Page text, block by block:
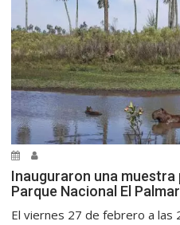
Inauguraron una muestra
Parque Nacional El Palmar
El viernes 27 de febrero a las